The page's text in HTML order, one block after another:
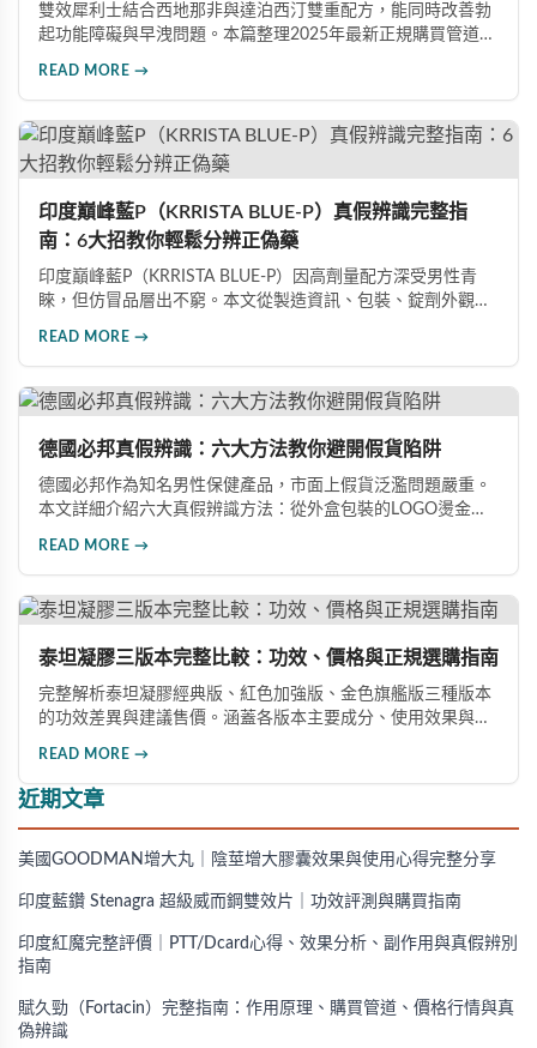
雙效犀利士結合西地那非與達泊西汀雙重配方，能同時改善勃
起功能障礙與早洩問題。本篇整理2025年最新正規購買管道、
READ MORE →
印度巔峰藍P（KRRISTA BLUE-P）真假辨識完整指
南：6大招教你輕鬆分辨正偽藥
印度巔峰藍P（KRRISTA BLUE-P）因高劑量配方深受男性青
睞，但仿冒品層出不窮。本文從製造資訊、包裝、錠劑外觀、
READ MORE →
德國必邦真假辨識：六大方法教你避開假貨陷阱
德國必邦作為知名男性保健產品，市面上假貨泛濫問題嚴重。
本文詳細介紹六大真假辨識方法：從外盒包裝的LOGO燙金工
產品。
READ MORE →
泰坦凝膠三版本完整比較：功效、價格與正規選購指南
完整解析泰坦凝膠經典版、紅色加強版、金色旗艦版三種版本
的功效差異與建議售價。涵蓋各版本主要成分、使用效果與適
READ MORE →
近期文章
美國GOODMAN增大丸｜陰莖增大膠囊效果與使用心得完整分享
印度藍鑽 Stenagra 超級威而鋼雙效片｜功效評測與購買指南
印度紅魔完整評價｜PTT/Dcard心得、效果分析、副作用與真假辨別
指南
賦久勁（Fortacin）完整指南：作用原理、購買管道、價格行情與真
偽辨識